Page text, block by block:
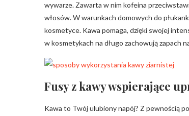
wywarze. Zawarta w nim kofeina
włosów. W warunkach domowych do
kosmetyce. Kawa pomaga, dzięki swojej
w kosmetykach na długo zachowują zapach
Fusy z kawy wspierające
Kawa to Twój ulubiony napój? Z pewnością